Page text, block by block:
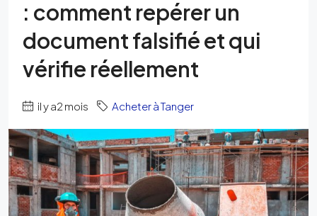
: comment repérer un
document falsifié et qui
vérifie réellement
il y a2 mois Acheter à Tanger